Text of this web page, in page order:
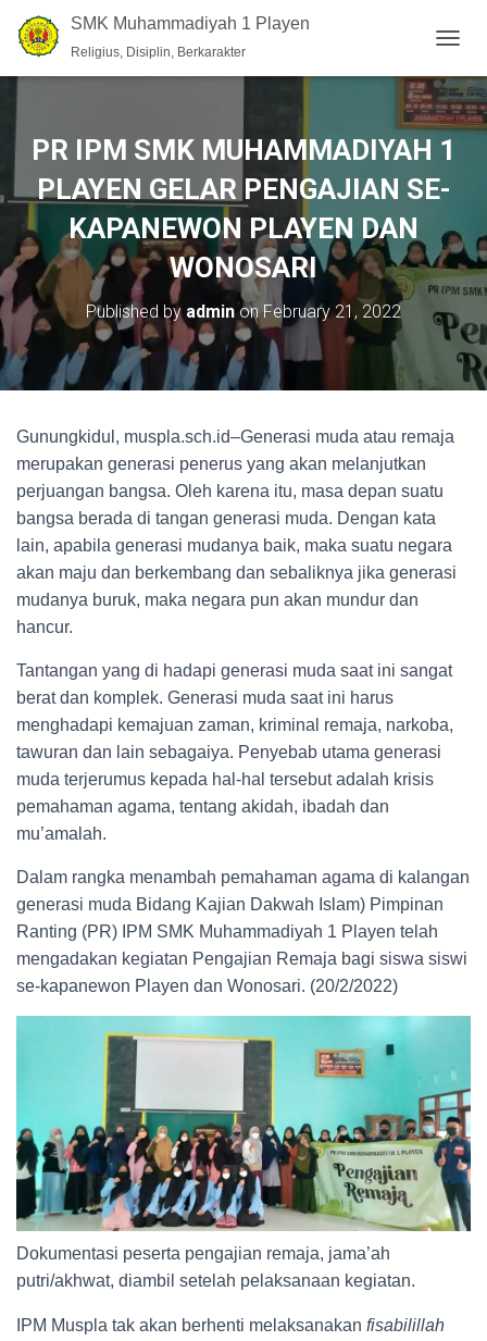
SMK Muhammadiyah 1 Playen
Religius, Disiplin, Berkarakter
O
G
G
L
E
I
A
I
O
PR IPM SMK MUHAMMADIYAH 1
PLAYEN GELAR PENGAJIAN SE-
KAPANEWON PLAYEN DAN
WONOSARI
Published byadmin onFebruary 21, 2022
Gunungkidul, muspla.sch.id–Generasi muda atau remaja
merupakan generasi penerus yang akan melanjutkan
perjuangan bangsa. Oleh karena itu, masa depan suatu
bangsa berada di tangan generasi muda. Dengan kata
lain, apabila generasi mudanya baik, maka suatu negara
akan maju dan berkembang dan sebaliknya jika generasi
mudanya buruk, maka negara pun akan mundur dan
hancur.
Tantangan yang di hadapi generasi muda saat ini sangat
berat dan komplek. Generasi muda saat ini harus
menghadapi kemajuan zaman, kriminal remaja, narkoba,
tawuran dan lain sebagaiya. Penyebab utama generasi
muda terjerumus kepada hal-hal tersebut adalah krisis
pemahaman agama, tentang akidah, ibadah dan
mu’amalah.
Dalam rangka menambah pemahaman agama di kalangan
generasi muda Bidang Kajian Dakwah Islam) Pimpinan
Ranting (PR) IPM SMK Muhammadiyah 1 Playen telah
mengadakan kegiatan Pengajian Remaja bagi siswa siswi
se-kapanewon Playen dan Wonosari. (20/2/2022)
Dokumentasi peserta pengajian remaja, jama’ah
putri/akhwat, diambil setelah pelaksanaan kegiatan.
IPM Muspla tak akan berhenti melaksanakan fisabilillah